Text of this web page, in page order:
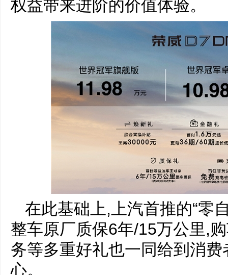
权益带来进阶的价值体验。
在此基础上,上汽首推的“零
整车原厂质保6年/15万公里,
务等多重好礼也一同给到消
心。